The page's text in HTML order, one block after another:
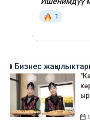
Бизнес